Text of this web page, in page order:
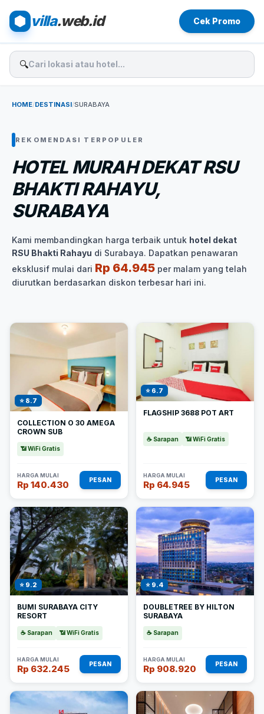
villa.web.id Cek Promo
🔍
HOME/DESTINASI/SURABAYA
REKOMENDASI TERPOPULER
HOTEL MURAH DEKAT RSU
BHAKTI RAHAYU,
SURABAYA
Kami membandingkan harga terbaik untuk hotel dekat
RSU Bhakti Rahayu di Surabaya. Dapatkan penawaran
eksklusif mulai dari Rp 64.945 per malam yang telah
diurutkan berdasarkan diskon terbesar hari ini.
⭐ 8.7
COLLECTION O 30 AMEGA
CROWN SUB
📶 WiFi Gratis
HARGA MULAI
Rp 140.430 PESAN
⭐ 6.7
FLAGSHIP 3688 POT ART
☕ Sarapan 📶 WiFi Gratis
HARGA MULAI
Rp 64.945 PESAN
⭐ 9.2
BUMI SURABAYA CITY
RESORT
☕ Sarapan 📶 WiFi Gratis
HARGA MULAI
Rp 632.245 PESAN
⭐ 9.4
DOUBLETREE BY HILTON
SURABAYA
☕ Sarapan
HARGA MULAI
Rp 908.920 PESAN